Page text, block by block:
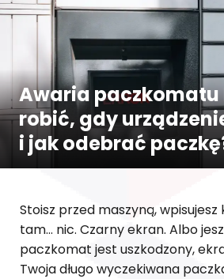
Awaria paczkomatu
robić, gdy
i jak odebrać
Stoisz przed maszyną, wpisujesz
tam… nic. Czarny ekran. Albo
paczkomat jest uszkodzony,
Twoja długo wyczekiwana